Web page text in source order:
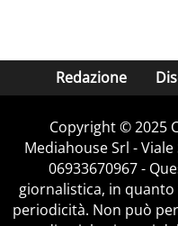
Redazione
Copyright © 2025
Mediahouse Srl - Viale
06933670967 -
giornalistica, in
periodicità. Non può